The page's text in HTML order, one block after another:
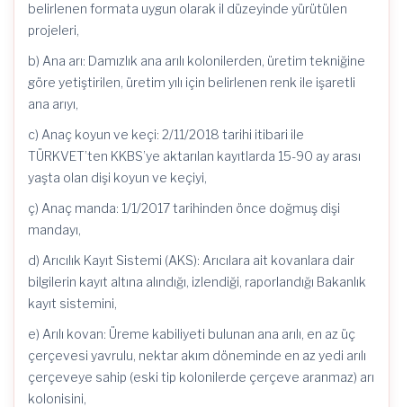
belirlenen formata uygun olarak il düzeyinde yürütülen
projeleri,
b) Ana arı: Damızlık ana arılı kolonilerden, üretim tekniğine
göre yetiştirilen, üretim yılı için belirlenen renk ile işaretli
ana arıyı,
c) Anaç koyun ve keçi: 2/11/2018 tarihi itibari ile
TÜRKVET’ten KKBS’ye aktarılan kayıtlarda 15-90 ay arası
yaşta olan dişi koyun ve keçiyi,
ç) Anaç manda: 1/1/2017 tarihinden önce doğmuş dişi
mandayı,
d) Arıcılık Kayıt Sistemi (AKS): Arıcılara ait kovanlara dair
bilgilerin kayıt altına alındığı, izlendiği, raporlandığı Bakanlık
kayıt sistemini,
e) Arılı kovan: Üreme kabiliyeti bulunan ana arılı, en az üç
çerçevesi yavrulu, nektar akım döneminde en az yedi arılı
çerçeveye sahip (eski tip kolonilerde çerçeve aranmaz) arı
kolonisini,